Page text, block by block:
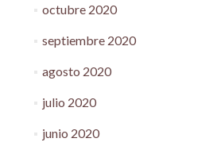
octubre 2020
septiembre 2020
agosto 2020
julio 2020
junio 2020